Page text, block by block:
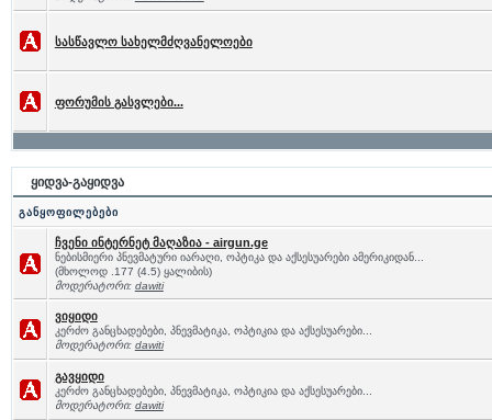
სასწავლო სახელმძღვანელოები
ფორუმის გასვლები...
ყიდვა-გაყიდვა
განყოფილებები
ჩვენი ინტერნეტ მაღაზია - airgun.ge
ნებისმიერი პნევმატური იარაღი, ოპტიკა და აქსესუარები ამერიკიდან...
(მხოლოდ .177 (4.5) ყალიბის)
მოდერატორი: dawiti
ვიყიდი
კერძო განცხადებები, პნევმატიკა, ოპტიკია და აქსესუარები...
მოდერატორი: dawiti
გავყიდი
კერძო განცხადებები, პნევმატიკა, ოპტიკია და აქსესუარები...
მოდერატორი: dawiti